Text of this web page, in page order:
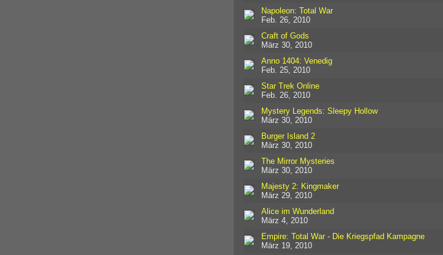
Napoleon: Total War
Feb. 26, 2010
Craft of Gods
März 30, 2010
Anno 1404: Venedig
Feb. 25, 2010
Star Trek Online
Feb. 26, 2010
Mystery Legends: Sleepy Hollow
März 30, 2010
Burger Island 2
März 30, 2010
The Mirror Mysteries
März 30, 2010
Majesty 2: Kingmaker
März 29, 2010
Alice im Wunderland
März 4, 2010
Empire: Total War - Die Kriegspfad Kampagne
März 19, 2010